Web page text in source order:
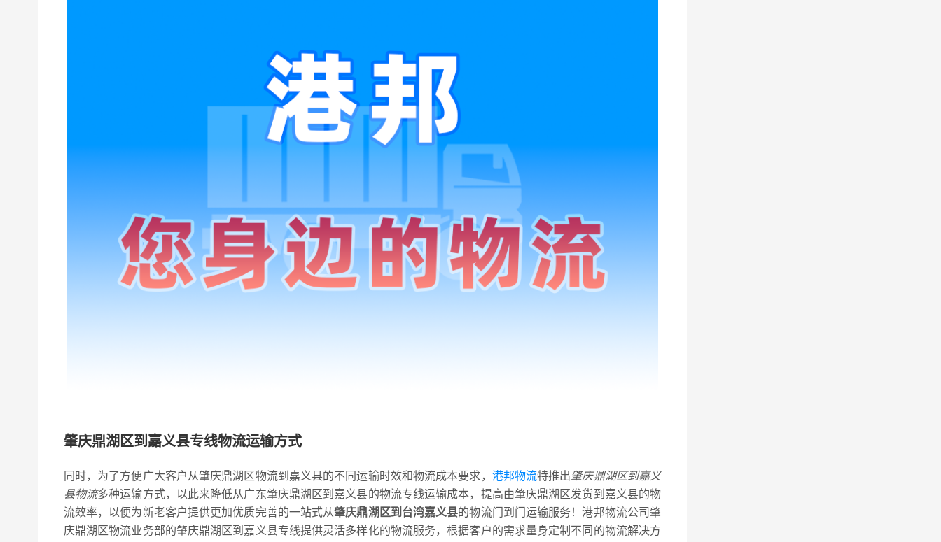
肇庆鼎湖区到嘉义县专线物流运输方式
同时，为了方便广大客户从肇庆鼎湖区物流到嘉义县的不同运输时效和物流成本要求， 港邦物流特推出肇庆鼎湖区到嘉义
县物流多种运输方式，以此来降低从广东肇庆鼎湖区到嘉义县的物流专线运输成本，提高由肇庆鼎湖区发货到嘉义县的物
流效率，以便为新老客户提供更加优质完善的一站式从肇庆鼎湖区到台湾嘉义县的物流门到门运输服务！港邦物流公司肇
庆鼎湖区物流业务部的肇庆鼎湖区到嘉义县专线提供灵活多样化的物流服务，根据客户的需求量身定制不同的物流解决方